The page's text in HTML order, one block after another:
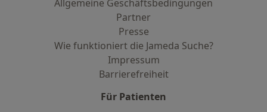
Allgemeine Geschäftsbedingungen
Partner
Presse
Wie funktioniert die Jameda Suche?
Impressum
Barrierefreiheit
Für Patienten